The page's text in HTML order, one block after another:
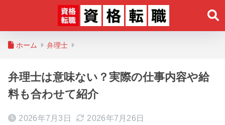
ホーム 弁理士
弁理士は意味ない？実際の仕事内容や給
料も合わせて紹介
2026年7月3日 2026年7月26日